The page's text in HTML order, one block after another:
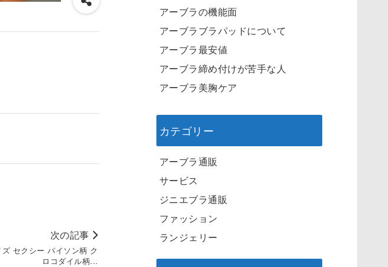
次の記事
セクシー パイソン柄 ク
ロコダイル柄...
アーブラの機能面
アーブラブラパッドについて
アーブラ最安値
アーブラ締め付けが苦手な人
アーブラ美胸ケア
カテゴリー
アーブラ通販
サービス
ジニエブラ通販
ファッション
ランジェリー